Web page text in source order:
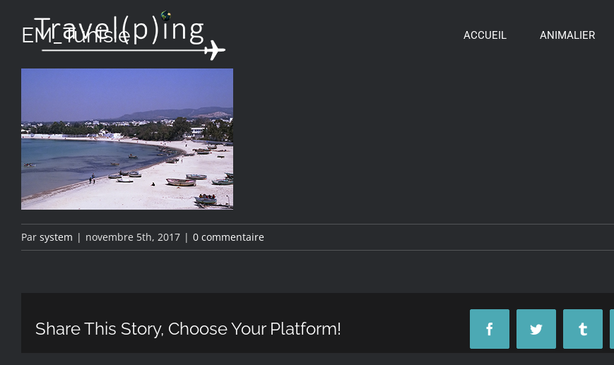
contenu
ACCUEIL ANIMALIER
EM_Tunisie
Par system | novembre 5th, 2017 | 0 commentaire
Share This Story, Choose Your Platform! FacebookTwitter Tumblr